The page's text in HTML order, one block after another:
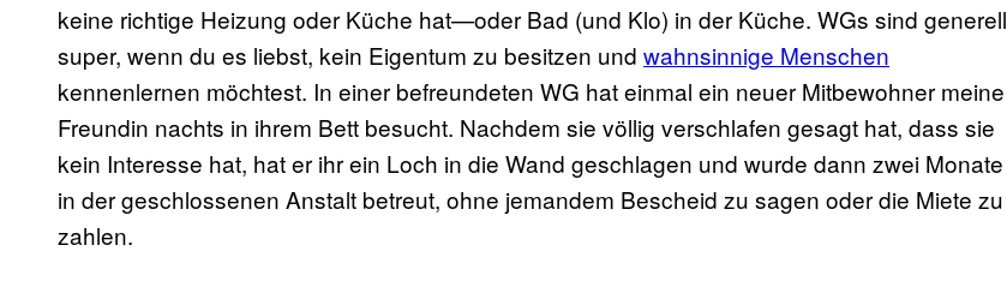
keine richtige Heizung oder Küche hat—oder Bad (und Klo) in der Küche. WGs sind generell
super, wenn du es liebst, kein Eigentum zu besitzen und wahnsinnige Menschen
kennenlernen möchtest. In einer befreundeten WG hat einmal ein neuer Mitbewohner meine
Freundin nachts in ihrem Bett besucht. Nachdem sie völlig verschlafen gesagt hat, dass sie
kein Interesse hat, hat er ihr ein Loch in die Wand geschlagen und wurde dann zwei Monate
in der geschlossenen Anstalt betreut, ohne jemandem Bescheid zu sagen oder die Miete zu
zahlen.